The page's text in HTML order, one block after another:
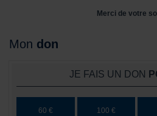
Merci de votre
Mon don
JE FAIS UN DON
60 € 100 €